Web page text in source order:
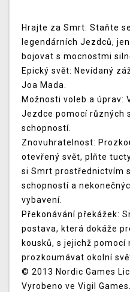
Hrajte za Smrt: Staňte
legendárních Jezdců,
bojovat s mocnostmi
Epický svět: Nevídaný
Joa Mada.
Možnosti voleb a úprav:
Jezdce pomocí různých
schopností.
Znovuhratelnost:
otevřený svět, plňte
si Smrt prostřednictvím
schopností a
vybavení.
Překonávání překážek:
postava, která dokáže
kousků, s jejichž pomocí
prozkoumávat okolní
© 2013 Nordic Games
Vyrobeno ve Vigil